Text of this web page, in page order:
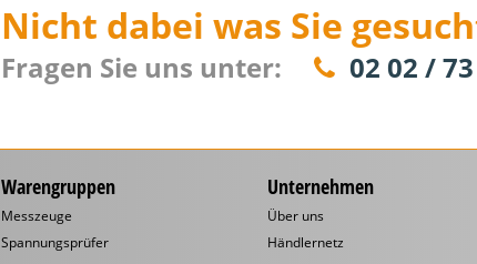
Nicht dabei was Sie
Fragen Sie uns unter: 02 02 /
Warengruppen
Messzeuge
Spannungsprüfer
Unternehmen
Über uns
Händlernetz